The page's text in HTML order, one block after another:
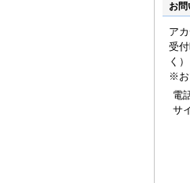
お
ア
受
※お
電
サ